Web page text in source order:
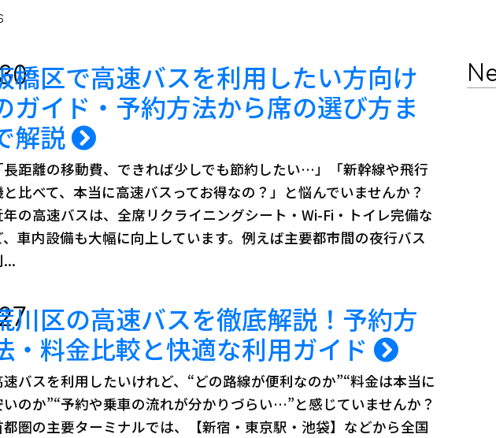
報
橋区で高速バスを利用したい方向け
ガイド・予約方法から席の選び方ま
解説
長距離の移動費、できれば少しでも節約したい…」「新幹線や飛行
と比べて、本当に高速バスってお得なの？」と悩んでいませんか？
年の高速バスは、全席リクライニングシート・Wi-Fi・トイレ完備な
、車内設備も大幅に向上しています。例えば主要都市間の夜行バス
...
川区の高速バスを徹底解説！予約方
・料金比較と快適な利用ガイド
速バスを利用したいけれど、“どの路線が便利なのか”“料金は本当に
いのか”“予約や乗車の流れが分かりづらい…”と感じていませんか？
都圏の主要ターミナルでは、【新宿・東京駅・池袋】などから全国